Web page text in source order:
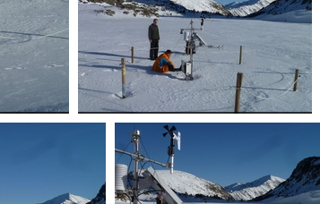
Suivi de l'enneigement sur le secteur de Bassiès